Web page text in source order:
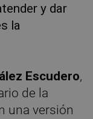
y dar
la
Escudero,
de la
una versión